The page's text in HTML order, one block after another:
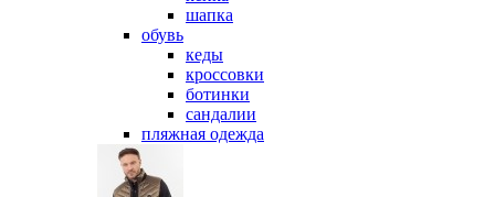
шапка
обувь
кеды
кроссовки
ботинки
сандалии
пляжная одежда